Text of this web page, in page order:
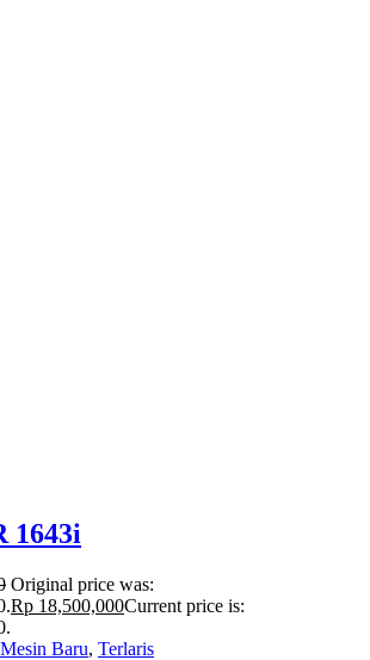
1643i
Original price was:
Rp 18,500,000Current price is:
Mesin Baru, Terlaris